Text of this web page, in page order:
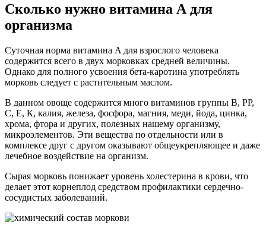
Сколько нужно витамина А для
организма
Суточная норма витамина A для взрослого человека
содержится всего в двух морковках средней величины.
Однако для полного усвоения бета-каротина употреблять
морковь следует с растительным маслом.
В данном овоще содержится много витаминов группы В, РР,
С, Е, К, калия, железа, фосфора, магния, меди, йода, цинка,
хрома, фтора и других, полезных нашему организму,
микроэлементов. Эти вещества по отдельности или в
комплексе друг с другом оказывают общеукрепляющее и даже
лечебное воздействие на организм.
Сырая морковь понижает уровень холестерина в крови, что
делает этот корнеплод средством профилактики сердечно-
сосудистых заболеваний.